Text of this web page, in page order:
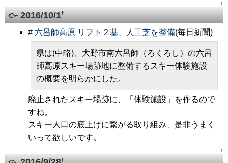
↑
2016/10/1†
# 六呂師高原 リフト２基、人工芝を整備(毎日新聞)
県は(中略)、大野市南六呂師（ろくろし）の六呂
師高原スキー場跡地に整備するスキー体験施設
の概要を明らかにした。
廃止されたスキー場跡に、「体験施設」を作るので
すね。
スキー人口の底上げに繋がる取り組み、是非うまく
いって欲しいです。
↑
†